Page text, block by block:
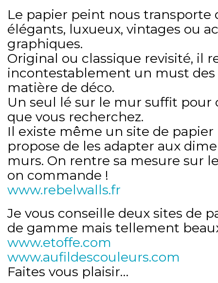
Le papier peint nous transporte
élégants, luxueux, vintages ou
graphiques.
Original ou classique revisité, il
incontestablement un must
matière de déco.
Un seul lé sur le mur suffit pour
que vous recherchez.
Il existe même un site de
propose de les adapter aux
murs. On rentre sa mesure sur
on commande !
www.rebelwalls.fr
Je vous conseille deux sites de
de gamme mais tellement
www.etoffe.com
www.aufildescouleurs.com
Faites vous plaisir…